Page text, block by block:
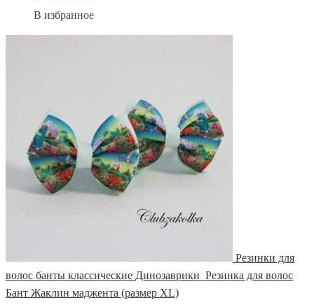
В избранное
Резинки для
волос банты классические Динозаврики Резинка для волос
Бант Жаклин маджента (размер XL)